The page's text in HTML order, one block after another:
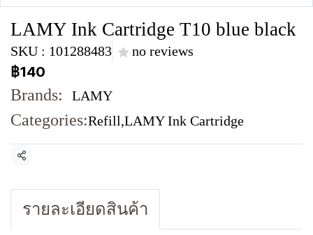
LAMY Ink Cartridge T10 blue black
SKU : 101288483 no reviews
฿140
Brands: LAMY
Categories:Refill,LAMY Ink Cartridge
Share
รายละเอียดสินค้า